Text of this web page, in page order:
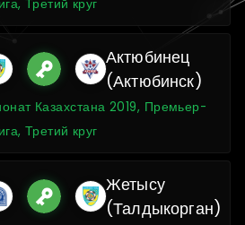
Третий круг
Актюбинец
(Актюбинск)
Казахстана 2019, Премьер-
Третий круг
Жетысу
(Талдыкорган)